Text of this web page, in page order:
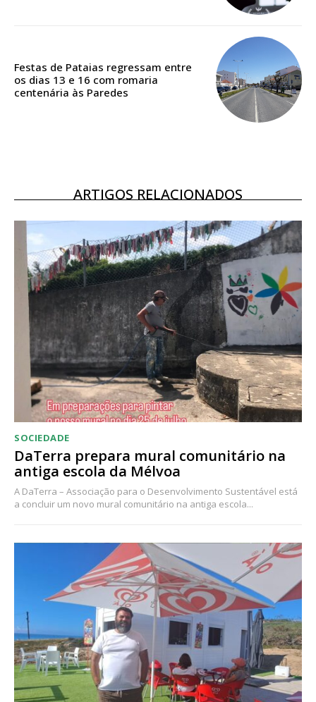
DIGITAL ANUAL
16€
12 meses
Acesso ao conteúdo online
Acesso aos conteúdos Exclusivos para
assinantes
Ofertas para assinatura anual
Escolha o plano
Festas de Pataias regressam entre
os dias 13 e 16 com romaria
centenária às Paredes
ARTIGOS RELACIONADOS
SOCIEDADE
DaTerra prepara mural comunitário na
antiga escola da Mélvoa
A DaTerra – Associação para o Desenvolvimento Sustentável está
a concluir um novo mural comunitário na antiga escola...